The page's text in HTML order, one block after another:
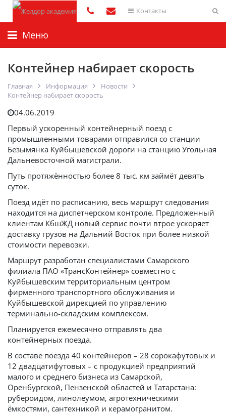
Контакты
Меню
Контейнер набирает скорость
Главная Информация
Новости
Контейнер набирает скорость
04.06.2019
Первый ускоренный контейнерный поезд с
промышленными товарами отправился со станции
Безымянка Куйбышевской дороги на станцию Угольная
Дальневосточной магистрали.
Путь протяжённостью более 8 тыс. км займёт девять
суток.
Поезд идёт по расписанию, весь маршрут следования
находится на диспетчерском контроле. Предложенный
клиентам КбшЖД новый сервис почти втрое ускоряет
доставку грузов на Дальний Восток при более низкой
стоимости перевозки.
Маршрут разработан специалистами Самарского
филиала ПАО «ТрансКонтейнер» совместно с
Куйбышевским территориальным центром
фирменного транспортного обслуживания и
Куйбышевской дирекцией по управлению
терминально-складским комплексом.
Планируется ежемесячно отправлять два
контейнерных поезда.
В составе поезда 40 контейнеров – 28 сорокафутовых и
12 двадцатифутовых – с продукцией предприятий
малого и среднего бизнеса из Самарской,
Оренбургской, Пензенской областей и Татарстана:
рубероидом, линолеумом, агротехническими
ёмкостями, сантехникой и керамогранитом.